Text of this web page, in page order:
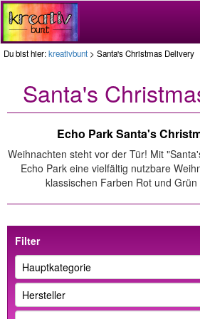
Du bist hier:kreativbunt > Santa's Christmas Delivery
Santa's
Echo Park Santa's
Weihnachten steht vor der Tür! Mit
Echo Park eine vielfältig nutzbare
klassischen Farben Rot und
Filter